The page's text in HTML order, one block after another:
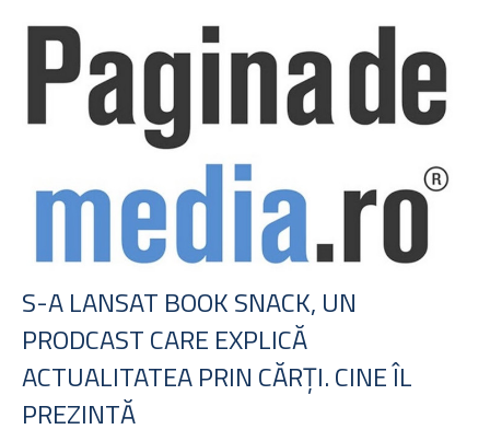
S-A LANSAT BOOK SNACK, UN
PRODCAST CARE EXPLICĂ
ACTUALITATEA PRIN CĂRŢI. CINE ÎL
PREZINTĂ